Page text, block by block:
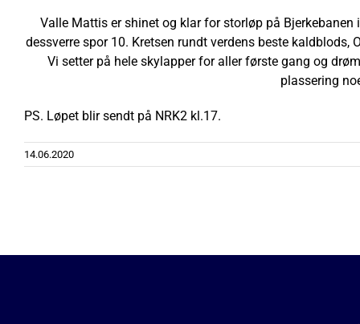
Valle Mattis er shinet og klar for storløp på
dessverre spor 10. Kretsen rundt verdens beste kaldblods,
Vi setter på hele skylapper for aller første gang og
plassering
PS. Løpet blir sendt på NRK2 kl.17.
14.06.2020